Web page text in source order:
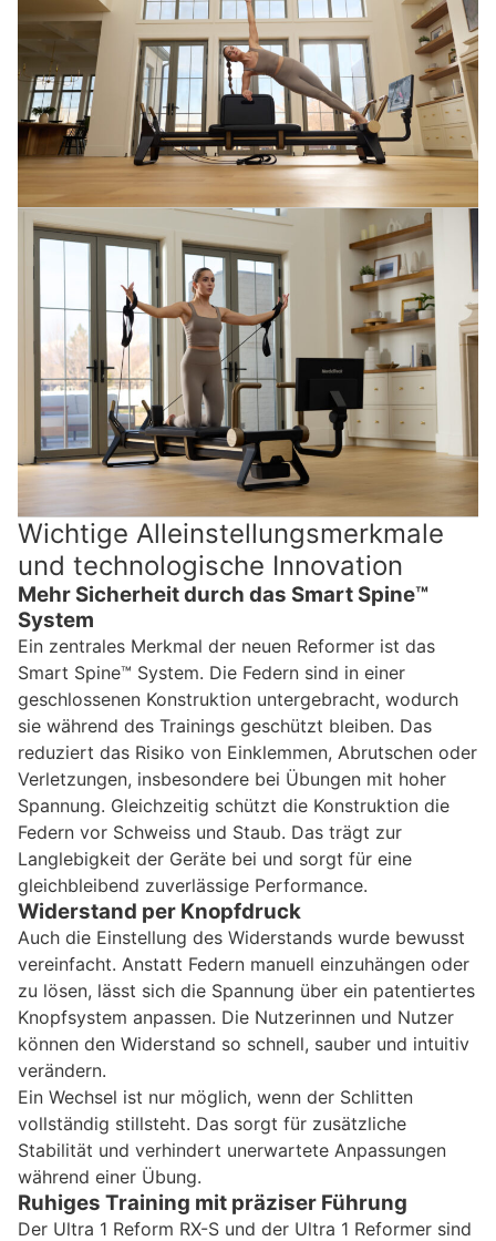
Wichtige Alleinstellungsmerkmale
und technologische Innovation
Mehr Sicherheit durch das Smart Spine™
System
Ein zentrales Merkmal der neuen Reformer ist das
Smart Spine™ System. Die Federn sind in einer
geschlossenen Konstruktion untergebracht, wodurch
sie während des Trainings geschützt bleiben. Das
reduziert das Risiko von Einklemmen, Abrutschen oder
Verletzungen, insbesondere bei Übungen mit hoher
Spannung. Gleichzeitig schützt die Konstruktion die
Federn vor Schweiss und Staub. Das trägt zur
Langlebigkeit der Geräte bei und sorgt für eine
gleichbleibend zuverlässige Performance.
Widerstand per Knopfdruck
Auch die Einstellung des Widerstands wurde bewusst
vereinfacht. Anstatt Federn manuell einzuhängen oder
zu lösen, lässt sich die Spannung über ein patentiertes
Knopfsystem anpassen. Die Nutzerinnen und Nutzer
können den Widerstand so schnell, sauber und intuitiv
verändern.
Ein Wechsel ist nur möglich, wenn der Schlitten
vollständig stillsteht. Das sorgt für zusätzliche
Stabilität und verhindert unerwartete Anpassungen
während einer Übung.
Ruhiges Training mit präziser Führung
Der Ultra 1 Reform RX-S und der Ultra 1 Reformer sind